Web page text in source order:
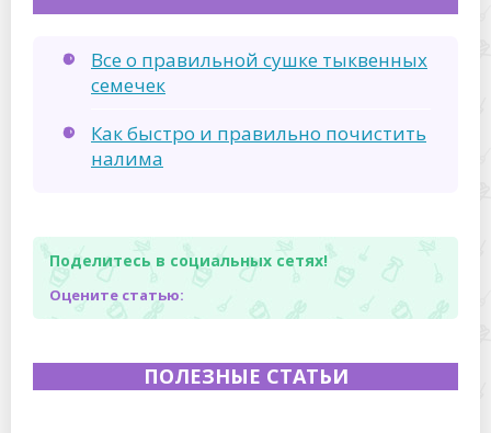
Все о правильной сушке тыквенных
семечек
Как быстро и правильно почистить
налима
Поделитесь в социальных сетях!
Оцените статью:
ПОЛЕЗНЫЕ СТАТЬИ